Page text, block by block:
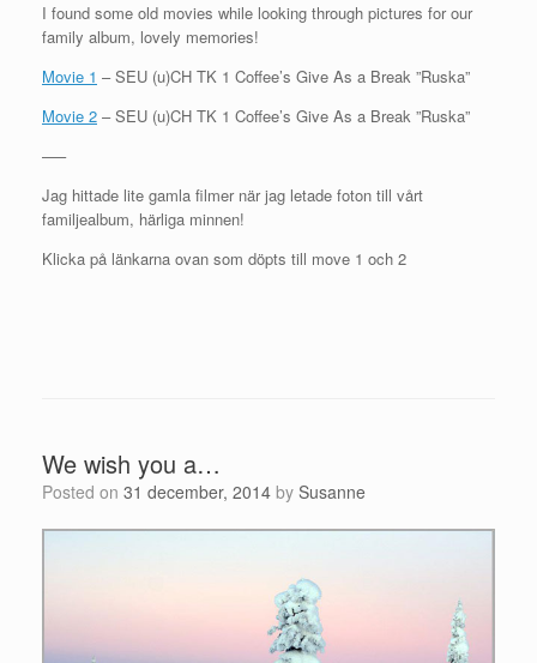
I found some old movies while looking through pictures for our
family album, lovely memories!
Movie 1 – SEU (u)CH TK 1 Coffee’s Give As a Break ”Ruska”
Movie 2 – SEU (u)CH TK 1 Coffee’s Give As a Break ”Ruska”
—–
Jag hittade lite gamla filmer när jag letade foton till vårt
familjealbum, härliga minnen!
Klicka på länkarna ovan som döpts till move 1 och 2
We wish you a…
Posted on 31 december, 2014 by Susanne